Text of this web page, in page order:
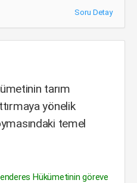
Soru Detay
tarım
yönelik
temel
Hükümetinin göreve